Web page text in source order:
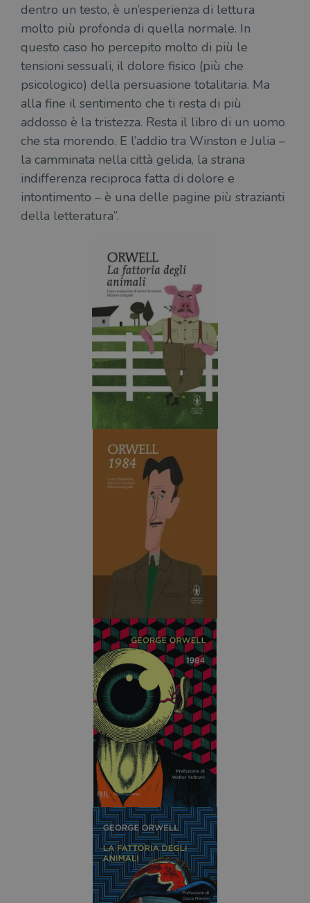
dentro un testo, è un’esperienza di lettura
molto più profonda di quella normale. In
questo caso ho percepito molto di più le
tensioni sessuali, il dolore fisico (più che
psicologico) della persuasione totalitaria. Ma
alla fine il sentimento che ti resta di più
addosso è la tristezza. Resta il libro di un uomo
che sta morendo. E l’addio tra Winston e Julia –
la camminata nella città gelida, la strana
indifferenza reciproca fatta di dolore e
intontimento – è una delle pagine più strazianti
della letteratura”.